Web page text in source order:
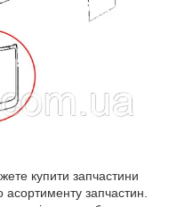
купити запчастини
асортименту запчастин.